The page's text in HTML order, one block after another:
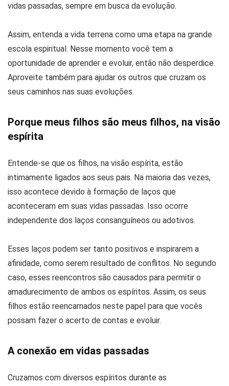
vidas passadas, sempre em busca da evolução.
Assim, entenda a vida terrena como uma etapa na grande
escola espiritual. Nesse momento você tem a
oportunidade de aprender e evoluir, então não desperdice.
Aproveite também para ajudar os outros que cruzam os
seus caminhos nas suas evoluções.
Porque meus filhos são meus filhos, na visão
espírita
Entende-se que os filhos, na visão espírita, estão
intimamente ligados aos seus pais. Na maioria das vezes,
isso acontece devido à formação de laços que
aconteceram em suas vidas passadas. Isso ocorre
independente dos laços consanguíneos ou adotivos.
Esses laços podem ser tanto positivos e inspirarem a
afinidade, como serem resultado de conflitos. No segundo
caso, esses reencontros são causados para permitir o
amadurecimento de ambos os espíritos. Assim, os seus
filhos estão reencarnados neste papel para que vocês
possam fazer o acerto de contas e evoluir.
A conexão em vidas passadas
Cruzamos com diversos espíritos durante as